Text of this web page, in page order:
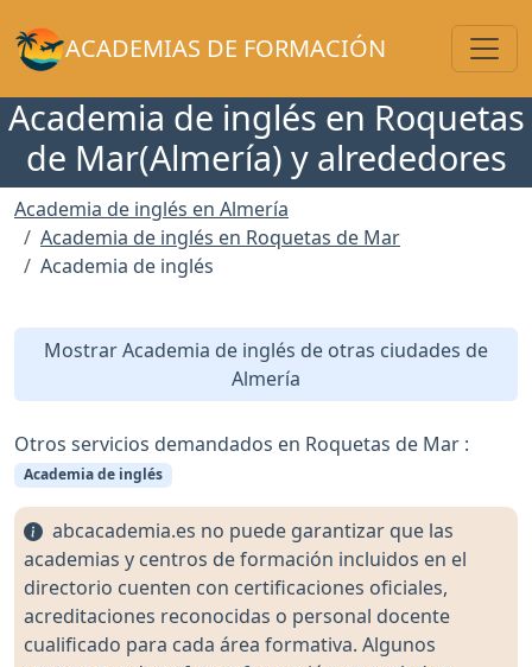
ACADEMIAS DE FORMACIÓN
Academia de inglés en Roquetas
de Mar(Almería) y alrededores
Academia de inglés en Almería
Academia de inglés en Roquetas de Mar
Academia de inglés
Mostrar Academia de inglés de otras ciudades de
Almería
Otros servicios demandados en Roquetas de Mar :
Academia de inglés
abcacademia.es no puede garantizar que las
academias y centros de formación incluidos en el
directorio cuenten con certificaciones oficiales,
acreditaciones reconocidas o personal docente
cualificado para cada área formativa. Algunos